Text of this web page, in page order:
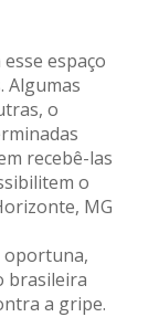
espaço
Algumas
o
recebê-las
o
MG
oportuna,
brasileira
a gripe.